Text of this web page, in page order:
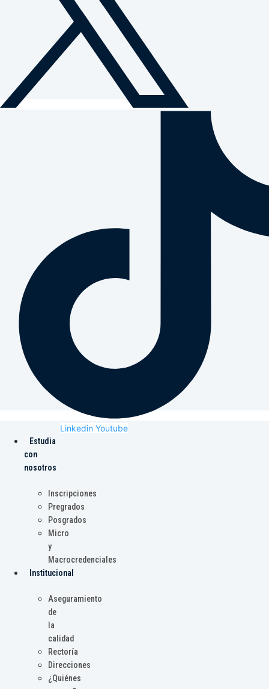
Linkedin Youtube
Estudia
con
nosotros
Inscripciones
Pregrados
Posgrados
Micro
y
Macrocredenciales
Institucional
Aseguramiento
de
la
calidad
Rectoría
Direcciones
¿Quiénes